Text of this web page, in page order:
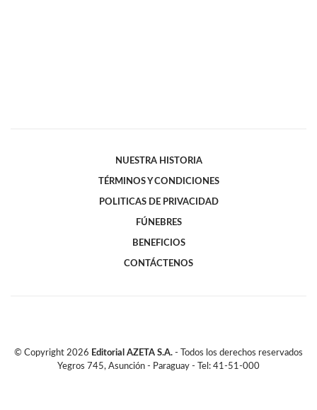
NUESTRA HISTORIA
TÉRMINOS Y CONDICIONES
POLITICAS DE PRIVACIDAD
FÚNEBRES
BENEFICIOS
CONTÁCTENOS
© Copyright 2026 Editorial AZETA S.A. - Todos los derechos reservados
Yegros 745, Asunción - Paraguay - Tel: 41-51-000